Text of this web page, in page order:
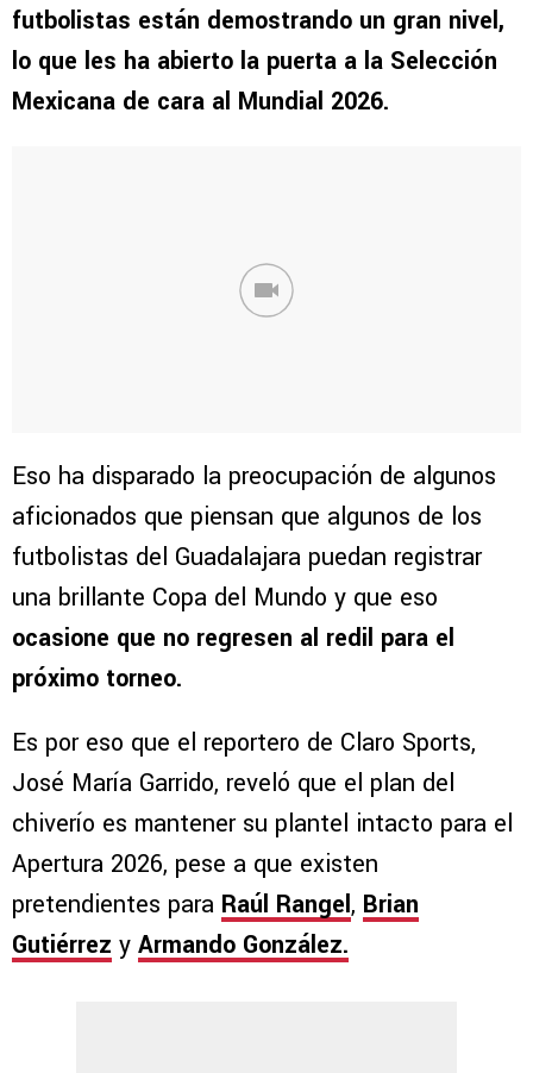
futbolistas están demostrando un gran nivel,
lo que les ha abierto la puerta a la Selección
Mexicana de cara al Mundial 2026.
Eso ha disparado la preocupación de algunos
aficionados que piensan que algunos de los
futbolistas del Guadalajara puedan registrar
una brillante Copa del Mundo y que eso
ocasione que no regresen al redil para el
próximo torneo.
Es por eso que el reportero de Claro Sports,
José María Garrido, reveló que el plan del
chiverío es mantener su plantel intacto para el
Apertura 2026, pese a que existen
pretendientes para Raúl Rangel, Brian
Gutiérrez y Armando González.